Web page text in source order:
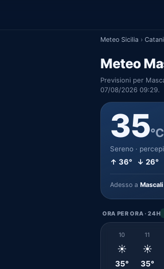
Meteo Sicilia ›
Meteo
Previsioni per
07/08/2026 09:29.
35°C
Sereno ·
↑ 36° ↓ 26°
Adesso a Mascali
ORA PER ORA · 24H
10
☀️
35°
11
☀️
35°